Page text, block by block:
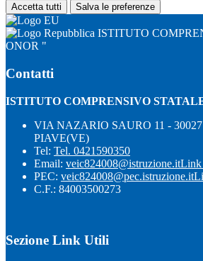
Accetta tutti Salva le preferenze
ISTITUTO
ONOR "
Contatti
ISTITUTO COMPRENSIVO
VIA NAZARIO SAURO 11 -
PIAVE(VE)
Tel: Tel. 0421590350
Email: veic824008@istruzione.itLink
PEC: veic824008@pec.istruzione.it
C.F.: 84003500273
Sezione Link Utili